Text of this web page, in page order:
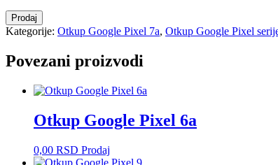
Otkup
Google
7a
količina
Prodaj
Kategorije: Otkup Google Pixel 7a, Otkup Google Pixel
Povezani proizvodi
Otkup Google Pixel 6a
0,00 RSD Prodaj